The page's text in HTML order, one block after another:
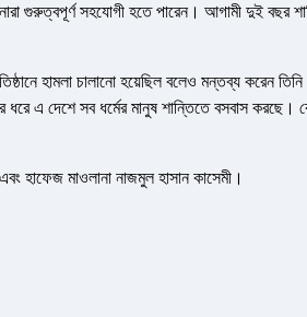
গুরুত্বপূর্ণ সহযোগী হতে পারেন। আগামী দুই বছর
হামলা চালানো হয়েছিল বলেও মন্তব্য করেন
ধরে এ দেশে সব ধর্মের মানুষ শান্তিতে বসবাস
হাফেজ মাওলানা নাজমুল হাসান কাসেমী।